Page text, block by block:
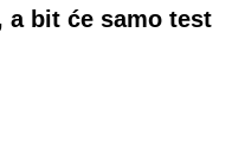
a bit će samo test